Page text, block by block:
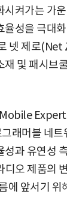
켜가는 가
성을 극대
넷 제로
재 및 패시
래머블 네트
과 유연성
오 제품의
에 앞서기